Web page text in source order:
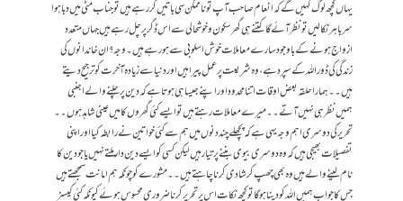
یہاں کچھ لوگ کہیں گے کہ انعام صاحب آپ تو ناممکن سی باتیں کر رہے ہیں تو جناب مٹی میں دبا ہوا
سر باہر نکالیں تو نظر آئے گا کتنے ہی گھر سکون و خوشحالی سے اس ڈگر پر چل رہے ہیں جہاں متعدد
ازواج ہونے کے باوجود سارے معاملات خوش اسلوبی سے ہو رہے ہیں۔ وجہ؟ ان خاندانوں کی
زندگی کی ڈور اللہ کے سپرد ہے، وہ شریعت پر عمل پیرا ہیں اور دنیا سے زیادہ آخرت کو ترجیح دیتے
ہیں۔۔ ہمارا حلقہ بعض اوقات اتنا محدود اور اپنے جیسا ہی ہوتا ہے کہ دین پر چلنے والے اجنبی
ہمیں نظر ہی نہیں آتے۔۔ میرے معاملات رہتے ہیں تو ایسے کئی گھروں کا میں عینی شاہد ہوں۔۔
تحریر کی دوسری اہم وجہ یہی ہے کہ پچھلے چند دنوں میں ہم سے کئی خواتین نے رابطہ کیا اور اپنی
تفصیلات بھیجی ہیں کہ وہ دوسری بیوی بننے پر تیار ہیں لیکن کسی کو ایسے دین دار ملتے نہیں یا جو دین کا
نام لینے والے ہیں وہ بھی چھپ کر شادی کرنا چاہتے ہیں۔۔ مشورے کو چونکہ ہم امانت سمجھتے ہیں
جس کا جواب ہمیں اللہ کو دینا ہوگا تو کچھ نکات اس پر تحریر کرنا ضروری محسوس ہوئے کیونکہ کئی کیسز